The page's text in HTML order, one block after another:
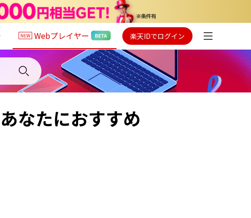
Webプレイヤー 楽天IDでログイン
なたにおすすめ